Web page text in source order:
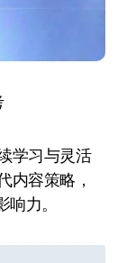
学习与灵活
内容策略，
力。